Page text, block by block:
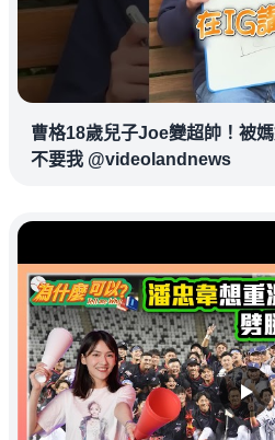
曹格18歲兒子Joe變超帥！被
不要我 @videolandnews